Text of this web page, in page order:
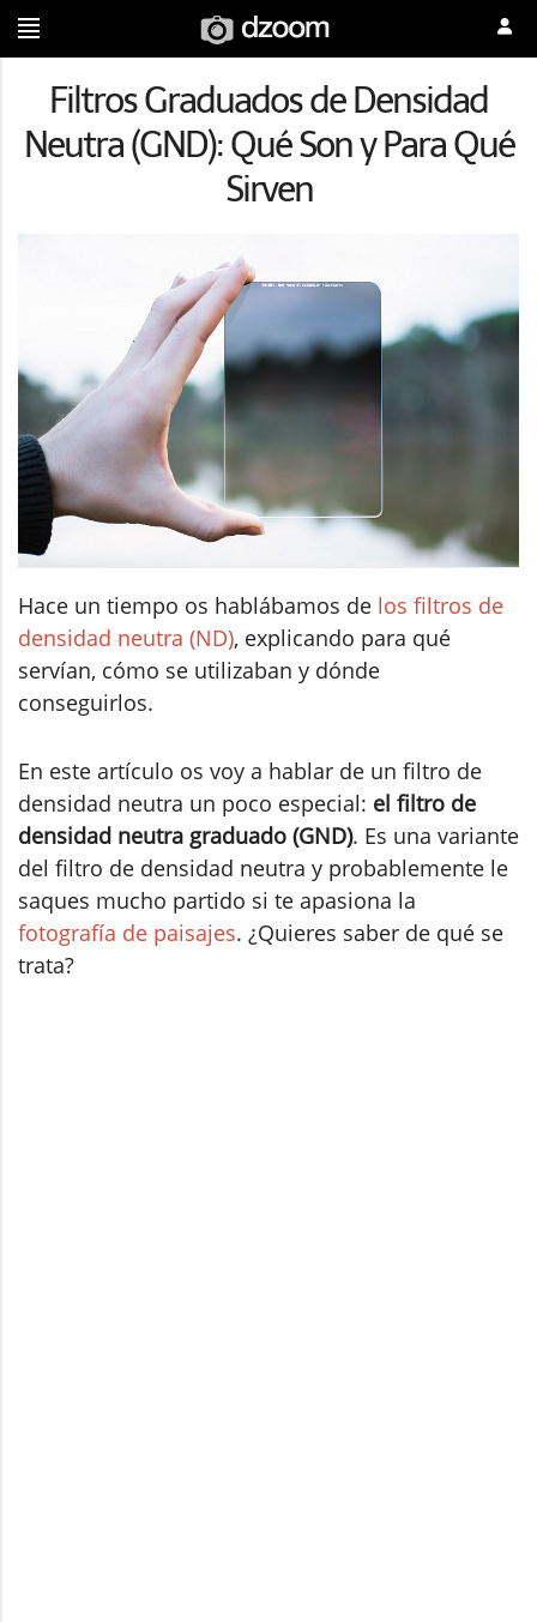
Filtros Graduados de Densidad
Neutra (GND): Qué Son y Para Qué
Sirven
Hace un tiempo os hablábamos de los filtros de
densidad neutra (ND), explicando para qué
servían, cómo se utilizaban y dónde
conseguirlos.
En este artículo os voy a hablar de un filtro de
densidad neutra un poco especial: el filtro de
densidad neutra graduado (GND). Es una variante
del filtro de densidad neutra y probablemente le
saques mucho partido si te apasiona la
fotografía de paisajes. ¿Quieres saber de qué se
trata?